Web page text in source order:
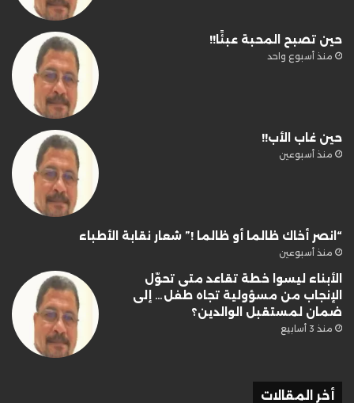
حين تصبح المحبة عبئًا!!
منذ أسبوع واحد
حين غاب الأب!!
منذ أسبوعين
“انصر أخاك ظالما أو ظالما !” شعار نقابة الأطباء
منذ أسبوعين
الأبناء ليسوا خطة تقاعد متى تحوّل
الإنجاب من مسؤولية تجاه طفل… إلى
ضمان لمستقبل الوالدين؟
منذ 3 أسابيع
أخر المقالات